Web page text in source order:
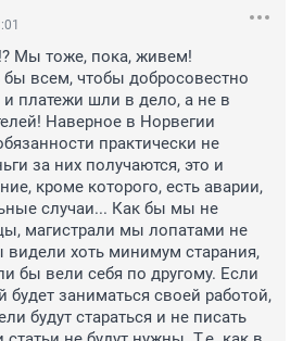
Мы тоже, пока, живем!
бы всем, чтобы добросовестно
платежи шли в дело, а не в
Наверное в Норвегии
практически не
за них получаются, это и
кроме которого, есть аварии,
случаи... Как бы мы не
магистрали мы лопатами не
видели хоть минимум старания,
бы вели себя по другому. Если
будет заниматься своей работой,
будут стараться и не писать